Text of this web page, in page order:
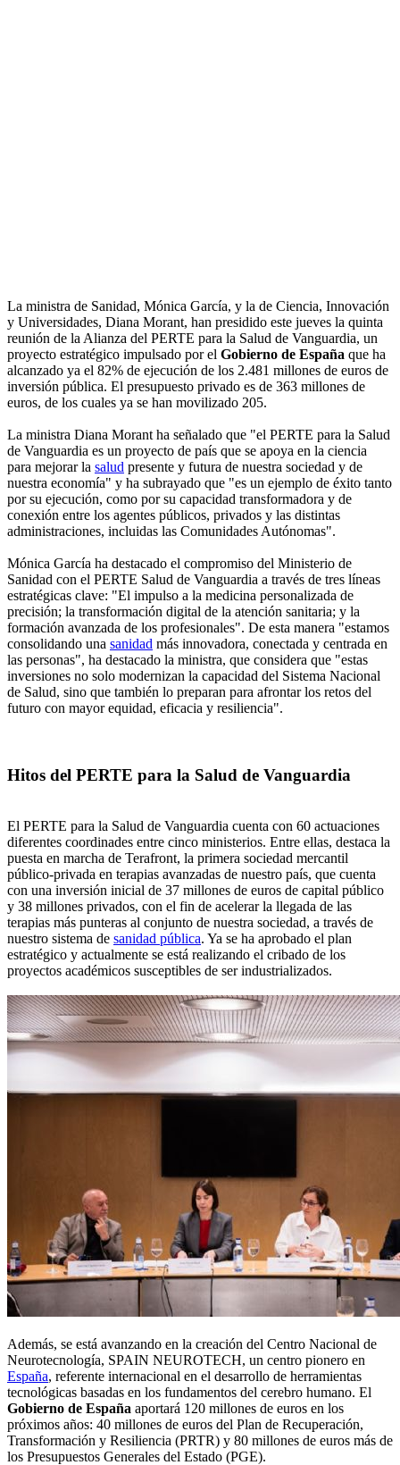
La ministra de Sanidad, Mónica García, y la de Ciencia, Innovación
y Universidades, Diana Morant, han presidido este jueves la quinta
reunión de la Alianza del PERTE para la Salud de Vanguardia, un
proyecto estratégico impulsado por el Gobierno de España que ha
alcanzado ya el 82% de ejecución de los 2.481 millones de euros de
inversión pública. El presupuesto privado es de 363 millones de
euros, de los cuales ya se han movilizado 205.
La ministra Diana Morant ha señalado que "el PERTE para la Salud
de Vanguardia es un proyecto de país que se apoya en la ciencia
para mejorar la salud presente y futura de nuestra sociedad y de
nuestra economía" y ha subrayado que "es un ejemplo de éxito tanto
por su ejecución, como por su capacidad transformadora y de
conexión entre los agentes públicos, privados y las distintas
administraciones, incluidas las Comunidades Autónomas".
Mónica García ha destacado el compromiso del Ministerio de
Sanidad con el PERTE Salud de Vanguardia a través de tres líneas
estratégicas clave: "El impulso a la medicina personalizada de
precisión; la transformación digital de la atención sanitaria; y la
formación avanzada de los profesionales". De esta manera "estamos
consolidando una sanidad más innovadora, conectada y centrada en
las personas", ha destacado la ministra, que considera que "estas
inversiones no solo modernizan la capacidad del Sistema Nacional
de Salud, sino que también lo preparan para afrontar los retos del
futuro con mayor equidad, eficacia y resiliencia".
Hitos del PERTE para la Salud de Vanguardia
El PERTE para la Salud de Vanguardia cuenta con 60 actuaciones
diferentes coordinades entre cinco ministerios. Entre ellas, destaca la
puesta en marcha de Terafront, la primera sociedad mercantil
público-privada en terapias avanzadas de nuestro país, que cuenta
con una inversión inicial de 37 millones de euros de capital público
y 38 millones privados, con el fin de acelerar la llegada de las
terapias más punteras al conjunto de nuestra sociedad, a través de
nuestro sistema de sanidad pública. Ya se ha aprobado el plan
estratégico y actualmente se está realizando el cribado de los
proyectos académicos susceptibles de ser industrializados.
Además, se está avanzando en la creación del Centro Nacional de
Neurotecnología, SPAIN NEUROTECH, un centro pionero en
España, referente internacional en el desarrollo de herramientas
tecnológicas basadas en los fundamentos del cerebro humano. El
Gobierno de España aportará 120 millones de euros en los
próximos años: 40 millones de euros del Plan de Recuperación,
Transformación y Resiliencia (PRTR) y 80 millones de euros más de
los Presupuestos Generales del Estado (PGE).